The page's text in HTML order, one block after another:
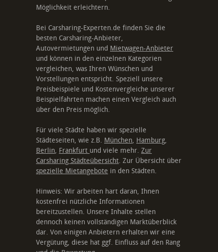
Möglichkeit erleichtern.
Bei Carsharing-Experten.de finden Sie die
besten Carsharing-Anbieter,
Autovermietungen und Mietwagen-Anbieter
und können in den einzelnen Kategorien
vergleichen, was Ihren Wünschen und
Vorstellungen entspricht. Speziell unsere
Preisbeispiele und Kostenvergleiche unserer
Beispielfahrten machen einen Vergleich auch
über den Preis möglich.
Für viele Städte haben wir spezielle
Städteseiten, wie z.B. München, Hamburg,
Berlin, Frankfurt und viele mehr. Zur
Carsharing Städteübersicht. Zur Übersicht über
spezielle Mietangebote in den Städten.
Hinweis: Wir arbeiten hart daran, Ihnen
kostenfrei nützliche Informationen
bereitzustellen. Unsere Inhalte stellen
dennoch keinen vollständigen Marktüberblick
dar. Von einigen Anbietern erhalten wir eine
Vergütung, diese hat ggf. Einfluss auf den Rang